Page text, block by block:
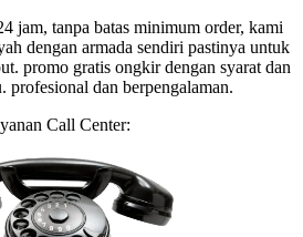
jam, tanpa batas minimum order, kami
dengan armada sendiri pastinya untuk
promo gratis ongkir dengan syarat dan
profesional dan berpengalaman.
Call Center: